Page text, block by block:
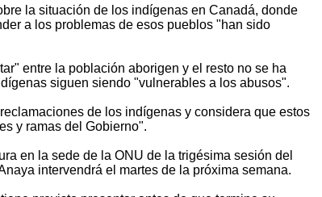
la situación de los indígenas en Canadá, donde
a los problemas de esos pueblos "han sido
entre la población aborigen y el resto no se ha
siguen siendo "vulnerables a los abusos".
de los indígenas y considera que estos
y ramas del Gobierno".
en la sede de la ONU de la trigésima sesión del
intervendrá el martes de la próxima semana.